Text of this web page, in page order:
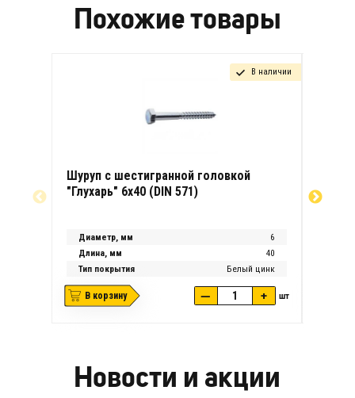
Похожие товары
В наличии
Шуруп с шестигранной головкой
"Глухарь" 6х40 (DIN 571)
Диаметр, мм
6
Длина, мм
40
Тип покрытия
Белый цинк
В корзину — + шт
Новости и акции